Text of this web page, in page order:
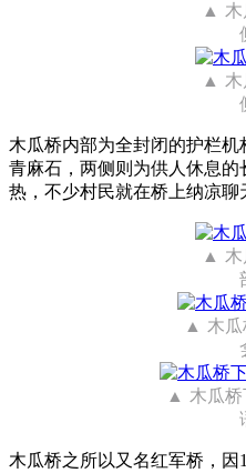
木瓜桥内部为全封闭的护栏
青麻石，两侧则为供人休息
热，不少村民就在桥上纳凉聊
木
木瓜
木瓜桥之所以又名红军桥，因